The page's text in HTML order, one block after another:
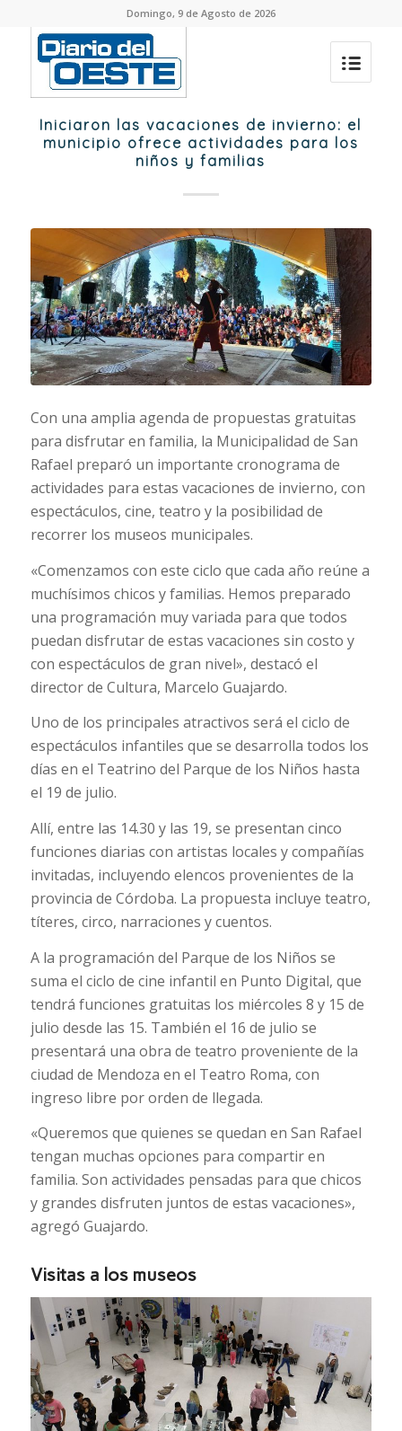
Domingo, 9 de Agosto de 2026
Iniciaron las vacaciones de invierno: el
municipio ofrece actividades para los
niños y familias
Con una amplia agenda de propuestas gratuitas
para disfrutar en familia, la Municipalidad de San
Rafael preparó un importante cronograma de
actividades para estas vacaciones de invierno, con
espectáculos, cine, teatro y la posibilidad de
recorrer los museos municipales.
«Comenzamos con este ciclo que cada año reúne a
muchísimos chicos y familias. Hemos preparado
una programación muy variada para que todos
puedan disfrutar de estas vacaciones sin costo y
con espectáculos de gran nivel», destacó el
director de Cultura, Marcelo Guajardo.
Uno de los principales atractivos será el ciclo de
espectáculos infantiles que se desarrolla todos los
días en el Teatrino del Parque de los Niños hasta
el 19 de julio.
Allí, entre las 14.30 y las 19, se presentan cinco
funciones diarias con artistas locales y compañías
invitadas, incluyendo elencos provenientes de la
provincia de Córdoba. La propuesta incluye teatro,
títeres, circo, narraciones y cuentos.
A la programación del Parque de los Niños se
suma el ciclo de cine infantil en Punto Digital, que
tendrá funciones gratuitas los miércoles 8 y 15 de
julio desde las 15. También el 16 de julio se
presentará una obra de teatro proveniente de la
ciudad de Mendoza en el Teatro Roma, con
ingreso libre por orden de llegada.
«Queremos que quienes se quedan en San Rafael
tengan muchas opciones para compartir en
familia. Son actividades pensadas para que chicos
y grandes disfruten juntos de estas vacaciones»,
agregó Guajardo.
Visitas a los museos